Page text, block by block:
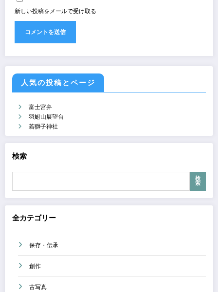
新しい投稿をメールで受け取る
人気の投稿とページ
富士宮弁
羽鮒山展望台
若獅子神社
検索
検
索
全カテゴリー
保存・伝承
創作
古写真